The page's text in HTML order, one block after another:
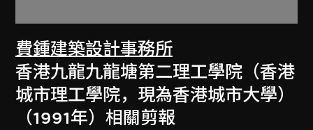
費鍾建築設計事務所
香港九龍九龍塘第二理工學院（香港
城市理工學院，現為香港城市大學）
（1991年）相關剪報